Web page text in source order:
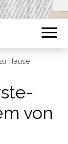
Hause
von